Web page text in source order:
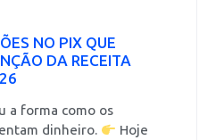
NO PIX QUE
DA RECEITA
a forma como os
dinheiro.
Hoje